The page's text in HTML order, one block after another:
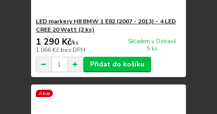
LED markery H8 BMW 1 E82 (2007 - 2013) - 4 LED
CREE 20 Watt (2 ks)
1 290 Kč/ks
1 066 Kč bez DPH
Skladem v Ostravě
5 ks
Přidat do košíku
Akce